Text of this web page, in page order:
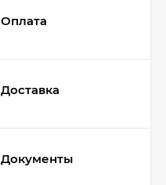
Оплата
Доставка
Документы
19₽
Мешочек (5*7см)